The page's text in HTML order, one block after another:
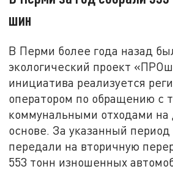
шин
В Перми более года назад
экологический проект
инициатива реализуется
оператором по обращению с
коммунальными отходами на
основе. За указанный
передали на вторичную
553 тонн изношенных